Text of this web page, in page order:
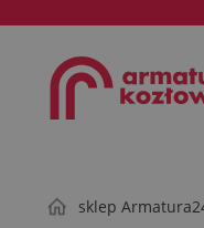
sklep